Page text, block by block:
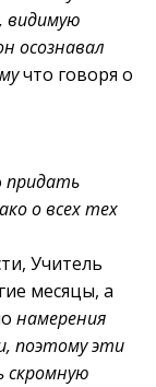
видимую
осознавал
что говоря о
придать
о всех тех
Учитель
месяцы, а
намерения
поэтому эти